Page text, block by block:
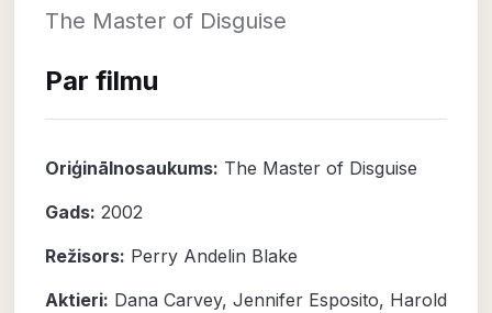
The Master of Disguise
Par filmu
Oriģinālnosaukums: The Master of Disguise
Gads: 2002
Režisors: Perry Andelin Blake
Aktieri: Dana Carvey, Jennifer Esposito, Harold